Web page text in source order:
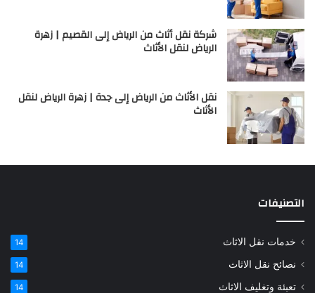
شركة نقل أثاث من الرياض إلى القصيم | زهرة
الرياض لنقل الأثاث
نقل الأثاث من الرياض إلى جدة | زهرة الرياض لنقل
الأثاث
التصنيفات
خدمات نقل الاثاث 14
نصائح نقل الاثاث 14
تعبئة وتغليف الاثاث 14